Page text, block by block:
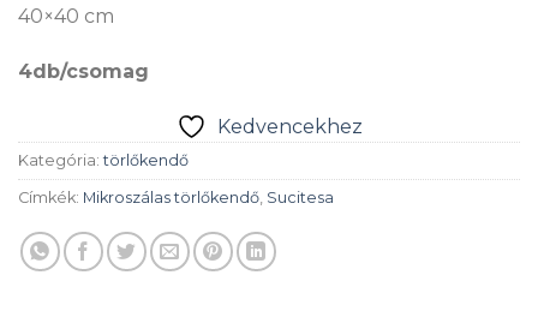
40×40 cm
4db/csomag
Kedvencekhez
Kategória:törlőkendő
Címkék: Mikroszálas törlőkendő, Sucitesa